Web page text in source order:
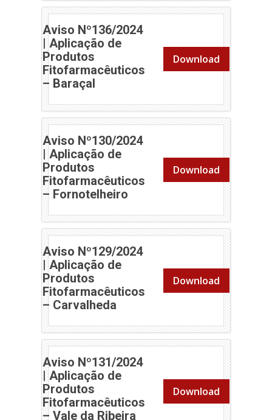
Aviso Nº136/2024
| Aplicação de
Produtos
Fitofarmacêuticos
– Baraçal
Download
Aviso Nº130/2024
| Aplicação de
Produtos
Fitofarmacêuticos
– Fornotelheiro (abre em nova janela)
Download
Aviso Nº129/2024
| Aplicação de
Produtos
Fitofarmacêuticos
– Carvalheda (abre em nova janela)
Download
Aviso Nº131/2024
| Aplicação de
Produtos
Fitofarmacêuticos
– Vale da Ribeira (abre em nova janela)
Download